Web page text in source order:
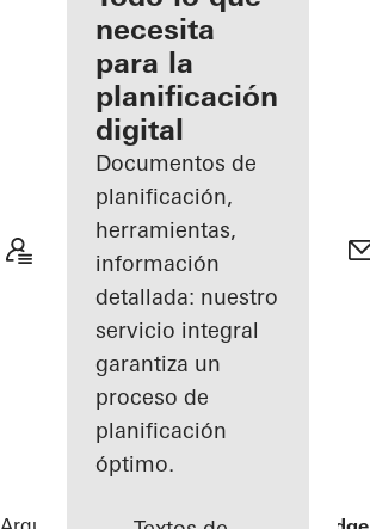
registrado
Descubre
mi área
de
trabajo
necesita
para la
planificación
digital
Documentos de
planificación,
herramientas,
información
detallada: nuestro
servicio integral
garantiza un
proceso de
planificación
óptimo.